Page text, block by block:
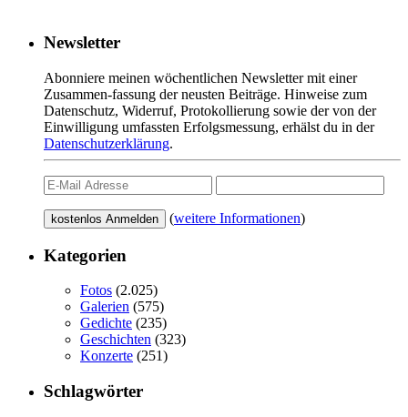
Newsletter
Abonniere meinen wöchentlichen Newsletter mit einer
Zusammen-fassung der neusten Beiträge. Hinweise zum
Datenschutz, Widerruf, Protokollierung sowie der von der
Einwilligung umfassten Erfolgsmessung, erhälst du in der
Datenschutzerklärung.
(weitere Informationen)
Kategorien
Fotos (2.025)
Galerien (575)
Gedichte (235)
Geschichten (323)
Konzerte (251)
Schlagwörter